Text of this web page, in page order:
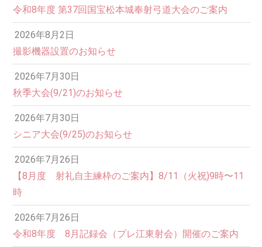
令和8年度 第37回国宝松本城奉射弓道大会のご案内
2026年8月2日
撮影機器設置のお知らせ
2026年7月30日
秋季大会(9/21)のお知らせ
2026年7月30日
シニア大会(9/25)のお知らせ
2026年7月26日
【8月度 射礼自主練枠のご案内】8/11（火祝)9時〜11
時
2026年7月26日
令和8年度 8月記録会（プレ江東射会）開催のご案内
12:00 AM
1:00 AM
2:00 AM